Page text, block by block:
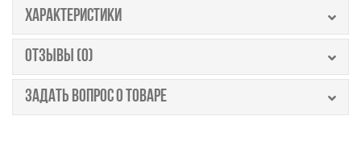
ХАРАКТЕРИСТИКИ
ОТЗЫВЫ (0)
ЗАДАТЬ ВОПРОС О ТОВАРЕ